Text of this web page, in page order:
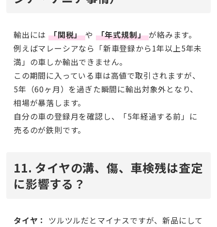
輸出には 「関税」や 「年式規制」が絡みます。
例えばマレーシアなら「新車登録から1年以上5年未
満」の車しか輸出できません。
この期間に入っている車は高値で取引されますが、
5年（60ヶ月）を過ぎた瞬間に輸出対象外となり、
相場が暴落します。
自分の車の登録月を確認し、「5年経過する前」に
売るのが鉄則です。
11. タイヤの溝、傷、車検残は査定
に影響する？
タイヤ： ツルツルだとマイナスですが、新品にして